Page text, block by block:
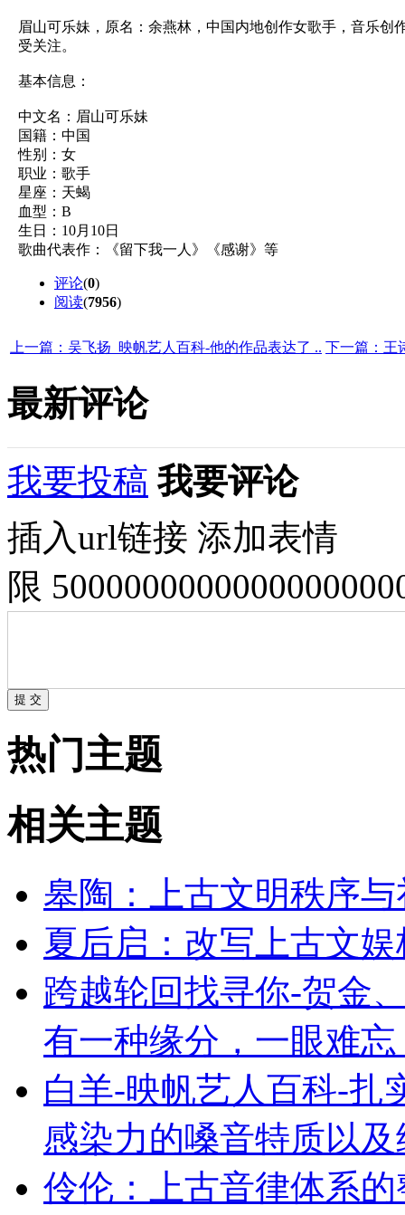
眉山可乐妹，原名：余燕林，中国内地创作女歌手，音乐
受关注。
基本信息：
中文名：眉山可乐妹
国籍：中国
性别：女
职业：歌手
星座：天蝎
血型：B
生日：10月10日
歌曲代表作：《留下我一人》《感谢》等
评论(0)
阅读(7956)
上一篇：吴飞扬_映帆艺人百科-他的作品表达了 .. 下一篇：王
最新评论
我要投稿 我要评论
插入url链接 添加表情
限
热门主题
相关主题
皋陶：上古文明秩序
夏后启：改写上古文
跨越轮回找寻你-贺金
有一种缘分，一眼难
白羊-映帆艺人百科-扎
感染力的嗓音特质以
伶伦：上古音律体系